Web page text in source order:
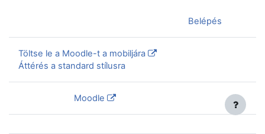
Belépés
Töltse le a Moodle-t a mobiljára
Áttérés a standard stílusra
Moodle